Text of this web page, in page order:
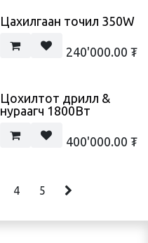
Цахилгаан точил 350W
240'000.00 ₮
Цохилтот дрилл &
нураагч 1800Вт
400'000.00 ₮
4 5